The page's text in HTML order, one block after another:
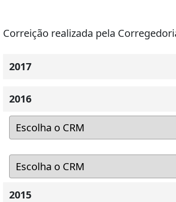
Correição realizada pela
2017
2016
2015